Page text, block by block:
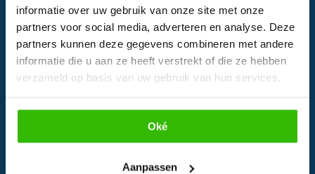
informatie over uw gebruik van onze site met onze
partners voor social media, adverteren en analyse. Deze
partners kunnen deze gegevens combineren met andere
informatie die u aan ze heeft verstrekt of die ze hebben
verzameld op basis van uw gebruik van hun services.
Oké
Aanpassen
Bedrijven
Impressie
Weddingplanner